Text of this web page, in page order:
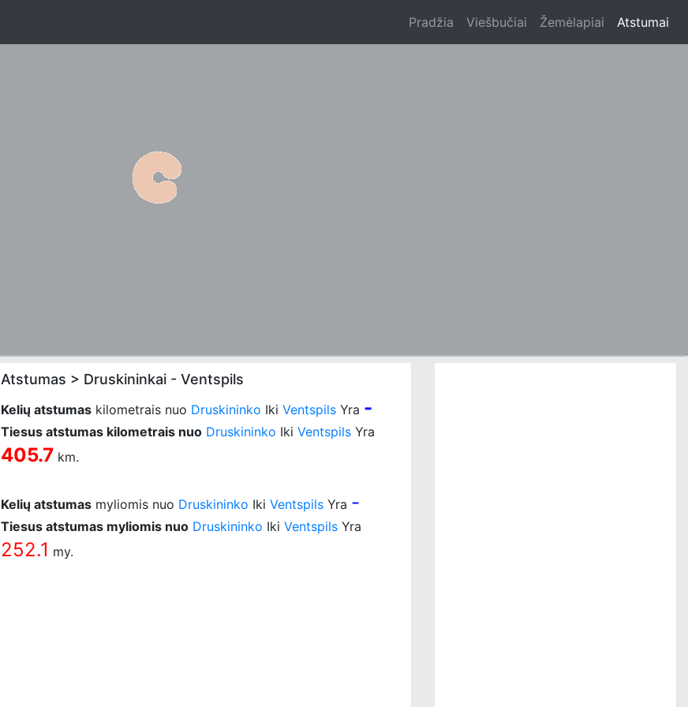
Pradžia Viešbučiai Žemėlapiai Atstumai
Atstumas > Druskininkai - Ventspils
Kelių atstumas kilometrais nuo Druskininko Iki Ventspils Yra -
Tiesus atstumas kilometrais nuo Druskininko Iki Ventspils Yra
405.7 km.
Kelių atstumas myliomis nuo Druskininko Iki Ventspils Yra -
Tiesus atstumas myliomis nuo Druskininko Iki Ventspils Yra
252.1 my.